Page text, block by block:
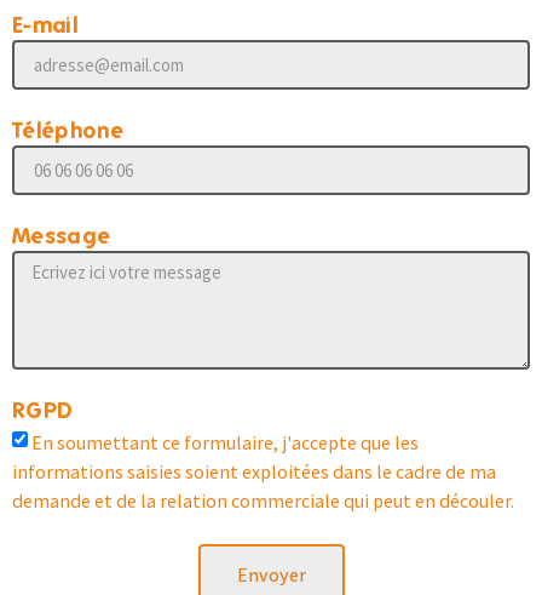
E-mail
Téléphone
Message
RGPD
En soumettant ce formulaire, j'accepte que les
informations saisies soient exploitées dans le cadre de ma
demande et de la relation commerciale qui peut en découler.
Envoyer